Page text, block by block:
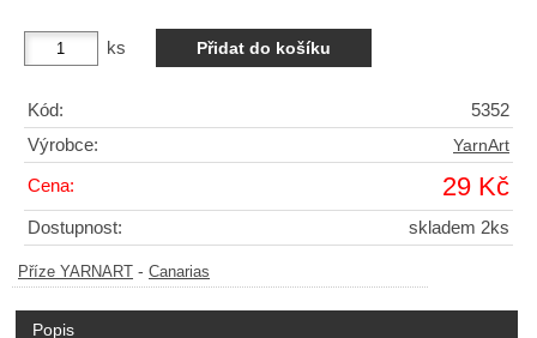
ks
Kód:
5352
Výrobce:
YarnArt
Cena: 29 Kč
Dostupnost: skladem 2ks
Příze YARNART - Canarias
Popis